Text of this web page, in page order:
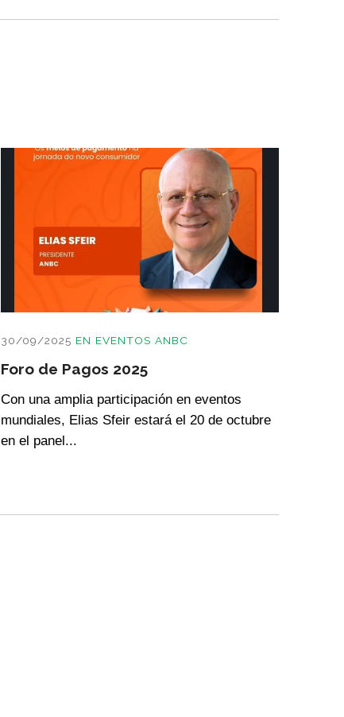
30/09/2025 EN EVENTOS ANBC
Foro de Pagos 2025
Con una amplia participación en eventos
mundiales, Elias Sfeir estará el 20 de octubre
en el panel...